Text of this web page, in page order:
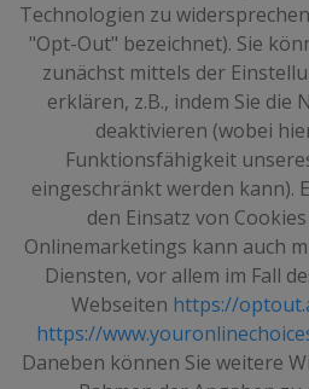
Technologien zu
"Opt-Out" bezeichnet). Sie
zunächst mittels der
erklären, z.B., indem Sie die
deaktivieren (wobei
Funktionsfähigkeit
eingeschränkt werden kann).
den Einsatz von
Onlinemarketings kann auch
Diensten, vor allem im Fall
Webseiten https://
https://
Daneben können Sie weitere